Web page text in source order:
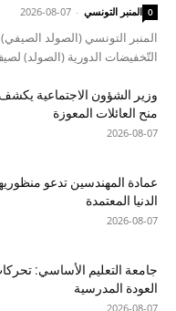
المنبر التونسي -
2026-08-07 0
التّخفيضات الدورية (الصولد) لصيف 2026 ليتواصل على امتداد ستة
وزير الشؤون الاجتماعية
منح العائلات المعوزة
2026-08-07
عمادة المهندسين تدعو
الدنيا المعتمدة
2026-08-07
جامعة التعليم الأساسي:
العودة المدرسية
2026-08-07